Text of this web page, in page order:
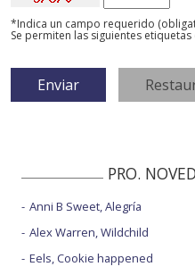
*Indica un campo requerido
Se permiten las siguientes
PRO.
Anni B Sweet, Alegría
Alex Warren, Wildchild
Eels, Cookie happened